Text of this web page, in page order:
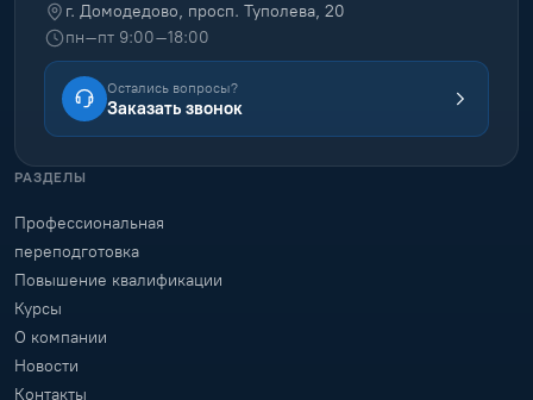
г. Домодедово, просп. Туполева, 20
пн–пт 9:00–18:00
Остались вопросы?
Заказать звонок
РАЗДЕЛЫ
Профессиональная
переподготовка
Повышение квалификации
Курсы
О компании
Новости
Контакты